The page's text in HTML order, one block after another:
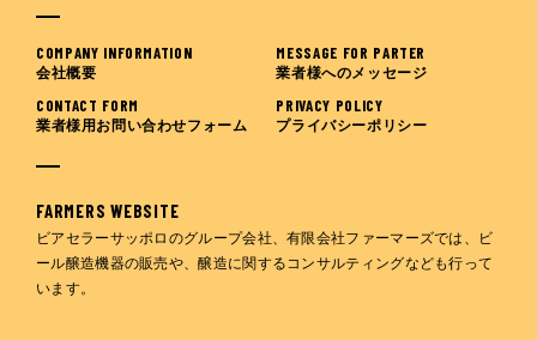
COMPANY INFORMATION
会社概要
CONTACT FORM
業者様用お問い合わせフォーム
MESSAGE FOR PARTER
業者様へのメッセージ
PRIVACY POLICY
プライバシーポリシー
FARMERS WEBSITE
ビアセラーサッポロのグループ会社、有限会社ファーマーズでは、
ビ
ール醸造機器の販売や、醸造に関するコンサルティングなども行って
います。